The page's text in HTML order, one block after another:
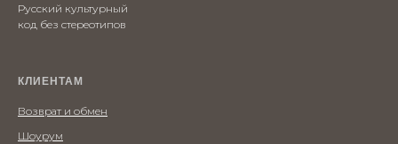
КЛИЕНТАМ
Шоурум
Возврат и обмен
Русский культурный
код без стереотипов